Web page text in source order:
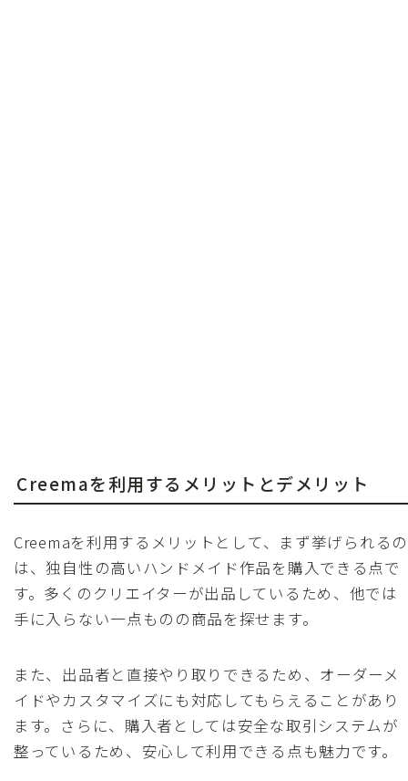
Creemaを利用するメリットとデメリット
Creemaを利用するメリットとして、まず挙げられるの
は、独自性の高いハンドメイド作品を購入できる点で
す。多くのクリエイターが出品しているため、他では
手に入らない一点ものの商品を探せます。
また、出品者と直接やり取りできるため、オーダーメ
イドやカスタマイズにも対応してもらえることがあり
ます。さらに、購入者としては安全な取引システムが
整っているため、安心して利用できる点も魅力です。